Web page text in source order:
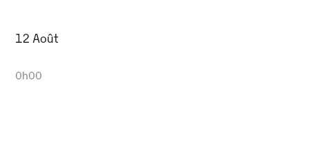
12 Août
0h00